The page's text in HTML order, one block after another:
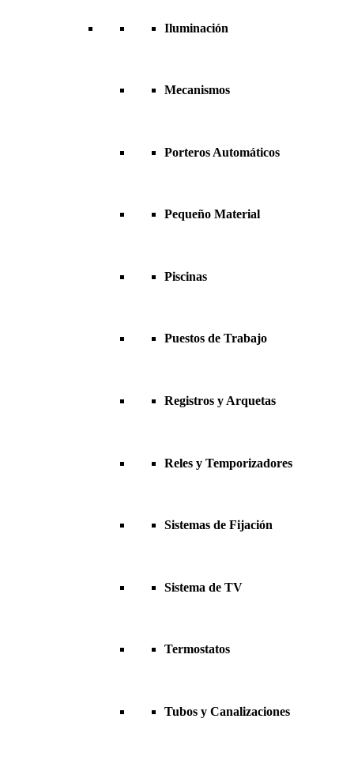
Iluminación
Mecanismos
Porteros Automáticos
Pequeño Material
Piscinas
Puestos de Trabajo
Registros y Arquetas
Reles y Temporizadores
Sistemas de Fijación
Sistema de TV
Termostatos
Tubos y Canalizaciones